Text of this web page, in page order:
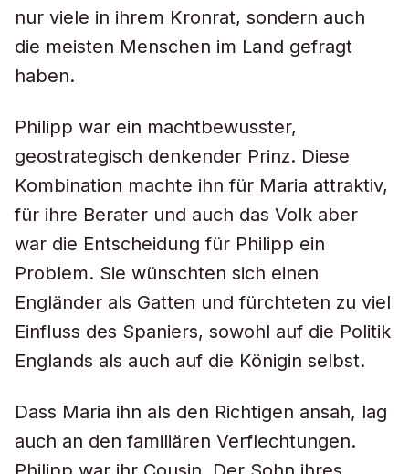
nur viele in ihrem Kronrat, sondern auch
die meisten Menschen im Land gefragt
haben.
Philipp war ein machtbewusster,
geostrategisch denkender Prinz. Diese
Kombination machte ihn für Maria attraktiv,
für ihre Berater und auch das Volk aber
war die Entscheidung für Philipp ein
Problem. Sie wünschten sich einen
Engländer als Gatten und fürchteten zu viel
Einfluss des Spaniers, sowohl auf die Politik
Englands als auch auf die Königin selbst.
Dass Maria ihn als den Richtigen ansah, lag
auch an den familiären Verflechtungen.